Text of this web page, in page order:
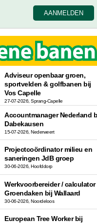
Adviseur openbaar groen,
sportvelden & golfbanen bij
Vos Capelle
27-07-2026, Sprang-Capelle
Accountmanager Nederland
Dabekausen
15-07-2026, Nederweert
Projectcoördinator milieu en
saneringen JdB groep
30-06-2026, Hoofddorp
Werkvoorbereider / calculator
Groendaken bij Wallaard
30-06-2026, Noordeloos
European Tree Worker bij